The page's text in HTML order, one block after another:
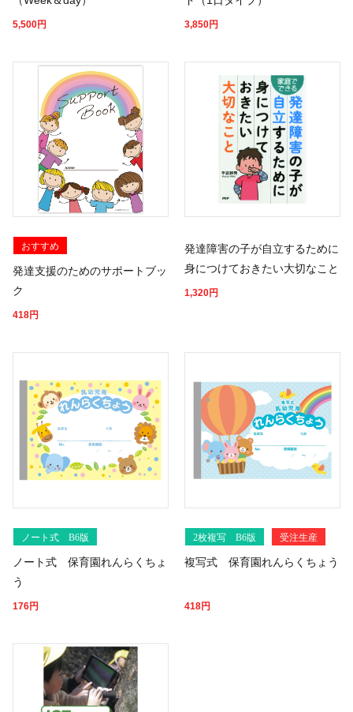
5,500円 3,850円
おすすめ
発達支援のためのサポートブッ
ク
418円
発達障害の子が自立するために
身につけておきたい大切なこと
1,320円
ノート式 B6版
ノート式 保育園れんらくちょ
う
176円
2枚複写 B6版 受注生産
複写式 保育園れんらくちょう
418円